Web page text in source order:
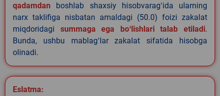
qadamdan boshlab shaxsiy hisobvaragʻida ularning
narx taklifiga nisbatan amaldagi (50.0) foizi zakalat
miqdoridagi summaga ega boʻlishlari talab etiladi.
Bunda, ushbu mablagʻlar zakalat sifatida hisobga
olinadi.
Eslatma: